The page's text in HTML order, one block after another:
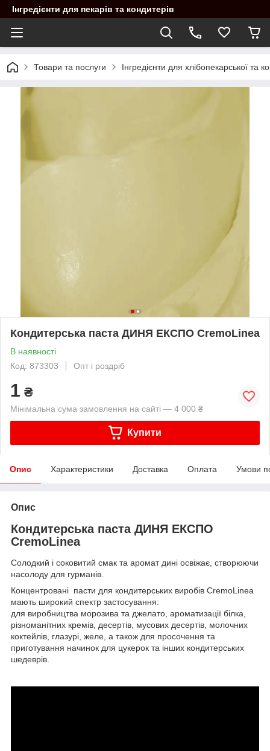
Інгредієнти для пекарів та кондитерів
Товари та послуги Інгредієнти для хлібопекарської та
Кондитерська паста ДИНЯ ЕКСПО CremoLinea
В наявності
Код: 873303
Опт і роздріб
1 ₴
Мінімальна сума замовлення на сайті — 4 000 ₴
Купити
Опис Характеристики Доставка Оплата Умови
Опис
Кондитерська паста ДИНЯ ЕКСПО
CremoLinea
Солодкий і соковитий смак та аромат дині освіжає, створюючи
насолоду для гурманів.
Концентровані пасти для кондитерських виробів CremoLinea
мають широкий спектр застосування:
для виробництва морозива та джелато, ароматизації білка,
різноманітних кремів, десертів, мусових десертів, молочних
коктейлів, глазурі, желе, а також для просочення та
приготування начинок для цукерок та інших кондитерських
шедеврів.